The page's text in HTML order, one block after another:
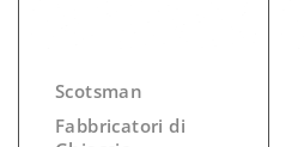
Scotsman
Fabbricatori di